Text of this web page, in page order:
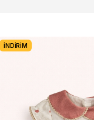
İNDIRIM